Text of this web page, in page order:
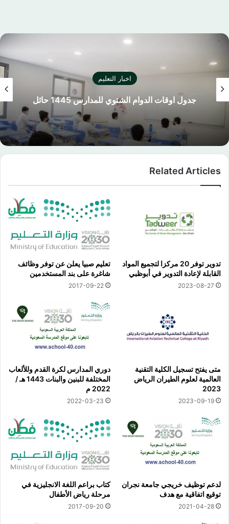
اخبار التعليم
جدول اوقات الدوام الشتوي للمدارس 1445 حائل
Related Articles
تدوير توفر 20 مركزا لتجميع المواد
القابلة لإعادة التدوير في أبوظبي
2023-08-27
تعليم صبيا يعلن عن توفر وظائف
شاغرة على بند المستخدمين
2017-09-22
متى يفتح تسجيل الكلية التقنية
العالمية لعلوم الطيران الرياض
2023
2023-09-19
دوري المدارس لكرة القدم وللألعاب
المختلفة للبنين والبنات 1443 هـ /
2022 م
2022-03-23
لدعم توظيف خريجي جامعة نجران
توقيع اتفاقية مع هدف
2021-04-28
كتاب براعم اللغة الانجليزية في
مرحلة رياض الأطفال
2017-09-20